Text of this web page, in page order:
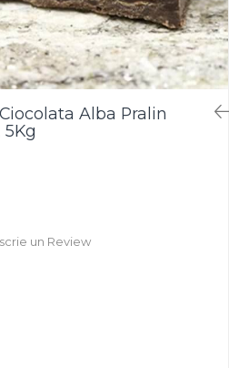
Alba Pralin
un Review